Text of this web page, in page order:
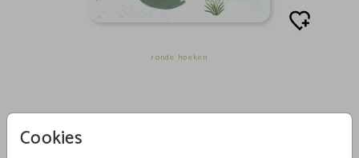
Cookies
ronde hoeken